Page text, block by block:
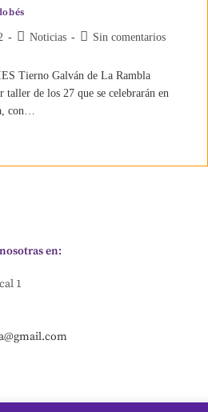
Noticias Sin comentarios
Tierno Galván de La Rambla
de los 27 que se celebrarán en
con…
en:
1